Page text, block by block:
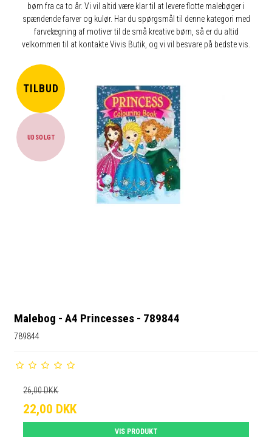
børn fra ca to år. Vi vil altid være klar til at levere flotte malebøger i
spændende farver og kulør. Har du spørgsmål til denne kategori med
farvelægning af motiver til de små kreative børn, så er du altid
velkommen til at kontakte Vivis Butik, og vi vil besvare på bedste vis.
TILBUD
UDSOLGT
Malebog - A4 Princesses - 789844
789844
26,00 DKK
22,00 DKK
VIS PRODUKT